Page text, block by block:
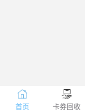
首页 卡券回收